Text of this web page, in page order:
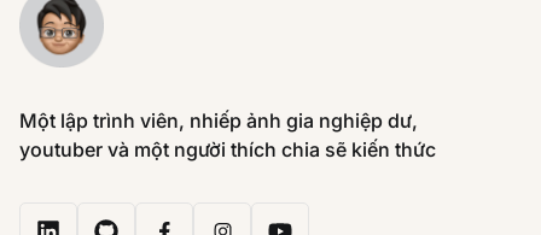
Một lập trình viên, nhiếp ảnh gia nghiệp dư,
youtuber và một người thích chia sẽ kiến thức